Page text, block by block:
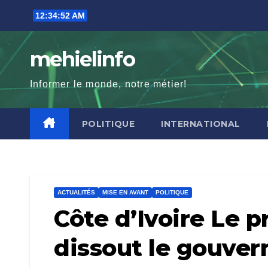
content
12:34:53 AM
mehielinfo
Informer le monde, notre métier!
POLITIQUE INTERNATIONAL
ACTUALITÉS MISE EN AVANT POLITIQUE
Côte d’Ivoire Le
dissout le